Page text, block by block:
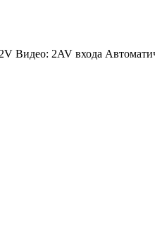
Видео: 2AV входа